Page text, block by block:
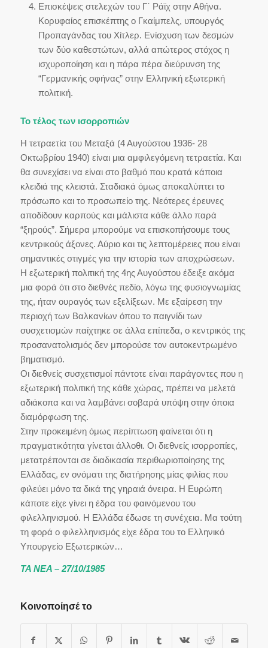
Επισκέψεις στελεχών του Γ΄ Ράϊχ στην Αθήνα.
Κορυφαίος επισκέπτης ο Γκαίμπελς, υπουργός
Προπαγάνδας του Χίτλερ. Ενίσχυση των δεσμών
των δύο καθεστώτων, αλλά απώτερος στόχος η
ισχυροποίηση και η πάρα πέρα διεύρυνση της
“Γερμανικής σφήνας” στην Ελληνική εξωτερική
πολιτική.
Το τέλος των ισορροπιών
Η τετραετία του Μεταξά (4 Αυγούστου 1936- 28
Οκτωβρίου 1940) είναι μια αμφιλεγόμενη τετραετία. Και
θα συνεχίσει να είναι στο βαθμό που κρατά κάποια
κλειδιά της κλειστά. Σταδιακά όμως αποκαλύπτει το
πρόσωπο και το προσωπείο της. Νεότερες έρευνες
αποδίδουν καρπούς και μάλιστα κάθε άλλο παρά
“ξηρούς”. Σήμερα μπορούμε να επισκοπήσουμε τους
κεντρικούς άξονες. Αύριο και τις λεπτομέρειες που είναι
σημαντικές στιγμές για την ιστορία των αποχρώσεων.
Η εξωτερική πολιτική της 4ης Αυγούστου έδειξε ακόμα
μια φορά ότι στο διεθνές πεδίο, λόγω της φυσιογνωμίας
της, ήταν ουραγός των εξελίξεων. Με εξαίρεση την
περιοχή των Βαλκανίων όπου το παιγνίδι των
συσχετισμών παίχτηκε σε άλλα επίπεδα, ο κεντρικός της
προσανατολισμός δεν μπορούσε τον αυτοκεντρωμένο
βηματισμό.
Οι διεθνείς συσχετισμοί πάντοτε είναι παράγοντες που η
εξωτερική πολιτική της κάθε χώρας, πρέπει να μελετά
αδιάκοπα και να λαμβάνει σοβαρά υπόψη στην όποια
διαμόρφωση της.
Στην προκειμένη όμως περίπτωση φαίνεται ότι η
πραγματικότητα γίνεται άλλοθι. Οι διεθνείς ισορροπίες,
μετατρέπονται σε διαδικασία περιθωριοποίησης της
Ελλάδας, εν ονόματι της διατήρησης μίας φιλίας που
φιλεύει μόνο τα δικά της γηραιά όνειρα. Η Ευρώπη
κάποτε είχε γίνει η έδρα του φαινόμενου του
φιλελληνισμού. Η Ελλάδα έδωσε τη συνέχεια. Μα τούτη
τη φορά ο φιλελληνισμός είχε έδρα του το Ελληνικό
Υπουργείο Εξωτερικών…
ΤΑ ΝΕΑ – 27/10/1985
Κοινοποίησέ το